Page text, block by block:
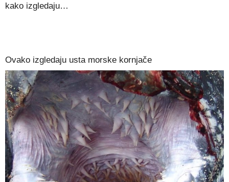
kako izgledaju…
Ovako izgledaju usta morske kornjače